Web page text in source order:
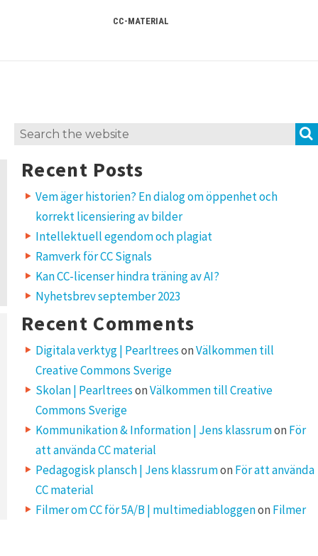
CC-MATERIAL
Search
Recent Posts
Vem äger historien? En dialog om öppenhet och
korrekt licensiering av bilder
Intellektuell egendom och plagiat
Ramverk för CC Signals
Kan CC-licenser hindra träning av AI?
Nyhetsbrev september 2023
Recent Comments
Digitala verktyg | PearltreesonVälkommen till
Creative Commons Sverige
Skolan | PearltreesonVälkommen till Creative
Commons Sverige
Kommunikation & Information | Jens klassrumon För
att använda CC material
Pedagogisk plansch | Jens klassrumon För att använda
CC material
Filmer om CC för 5A/B | multimediabloggenon Filmer